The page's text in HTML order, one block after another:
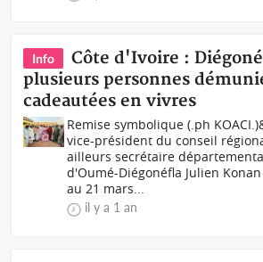
Info
Côte d'Ivoire :
plusieurs personnes
cadeautées en vivres
Remise symbolique (.ph
vice-président du conseil
ailleurs secrétaire
d'Oumé-Diégonéfla Julien
au 21 mars...
il y a 1 an